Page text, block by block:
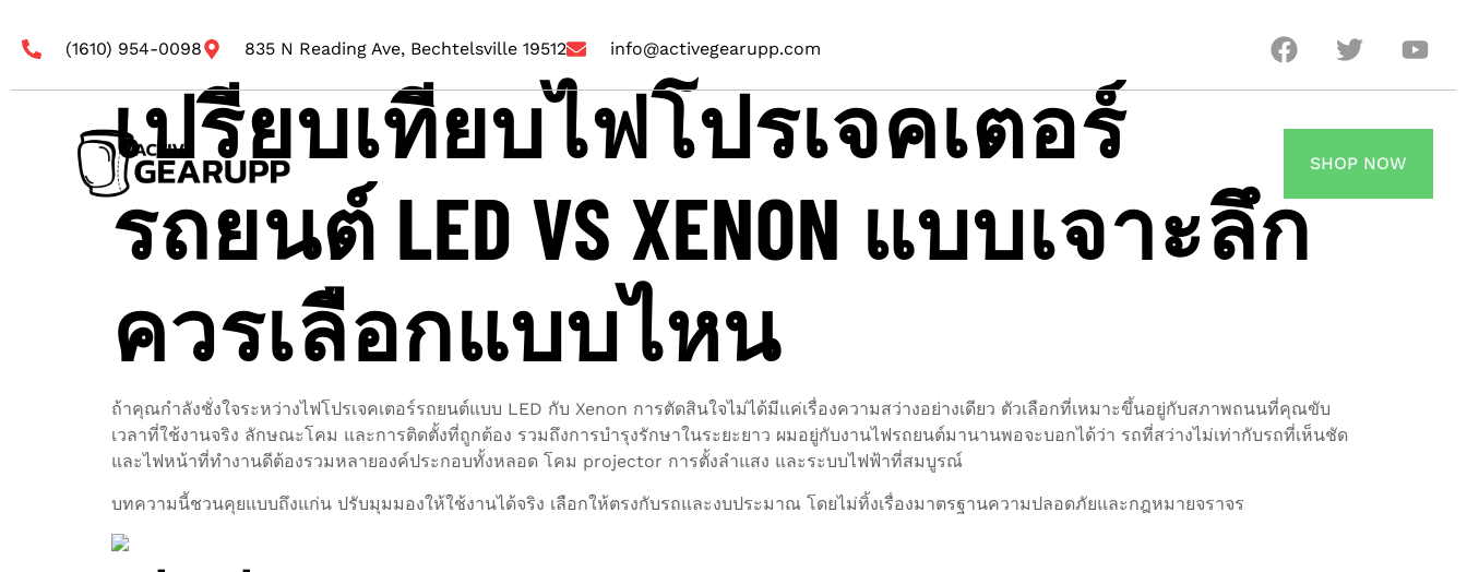
(1610) 954-0098 835 N Reading Ave, Bechtelsville 19512 info@activegearupp.com
SHOP NOW
เปรียบเทียบไฟโปรเจคเตอร์
รถยนต์ LED VS XENON แบบเจาะลึก
ควรเลือกแบบไหน
ถ้าคุณกำลังชั่งใจระหว่างไฟโปรเจคเตอร์รถยนต์แบบ LED กับ Xenon การตัดสินใจไม่ได้มีแค่เรื่องความสว่างอย่างเดียว ตัวเลือกที่เหมาะขึ้นอยู่กับสภาพถนนที่คุณขับ
เวลาที่ใช้งานจริง ลักษณะโคม และการติดตั้งที่ถูกต้อง รวมถึงการบำรุงรักษาในระยะยาว ผมอยู่กับงานไฟรถยนต์มานานพอจะบอกได้ว่า รถที่สว่างไม่เท่ากับรถที่เห็นชัด
และไฟหน้าที่ทำงานดีต้องรวมหลายองค์ประกอบทั้งหลอด โคม projector การตั้งลำแสง และระบบไฟฟ้าที่สมบูรณ์
บทความนี้ชวนคุยแบบถึงแก่น ปรับมุมมองให้ใช้งานได้จริง เลือกให้ตรงกับรถและงบประมาณ โดยไม่ทิ้งเรื่องมาตรฐานความปลอดภัยและกฎหมายจราจร